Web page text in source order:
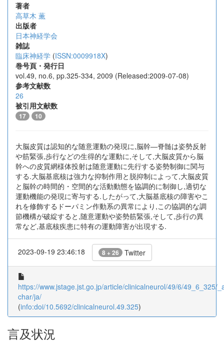
著者
高草木 薫
出版者
日本神経学会
雑誌
臨床神経学 (ISSN:0009918X)
巻号頁・発行日
vol.49, no.6, pp.325-334, 2009 (Released:2009-07-08)
参考文献数
26
被引用文献数
17 10
大脳皮質は認知的な随意運動の発現に,脳幹―脊髄は姿勢反射
や筋緊張,歩行などの生得的な運動に,そして,大脳皮質から脳
幹への皮質網様体投射は随意運動に先行する姿勢制御に関与
する.大脳基底核は強力な抑制作用と脱抑制によって,大脳皮質
と脳幹の時間的・空間的な活動動態を協調的に制御し,適切な
運動機能の発現に寄与する.したがって,大脳基底核の障害やこ
れを修飾するドーパミン作動系の異常により,この協調的な調
節機構が破綻すると,随意運動や姿勢筋緊張,そして,歩行の異
常など,基底核疾患に特有の運動障害が出現する.
2023-09-19 23:46:18 8 + 26 Twitter
https://www.jstage.jst.go.jp/article/clinicalneurol/49/6/49_6_325/
char/ja/
(info:doi/10.5692/clinicalneurol.49.325)
言及状況